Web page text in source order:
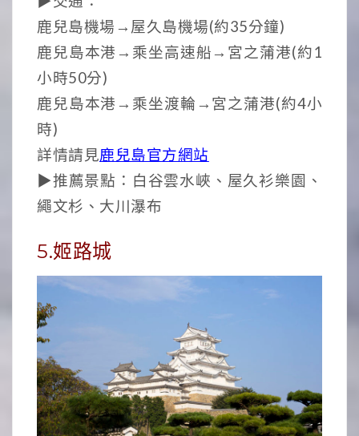
鹿兒島機場→屋久島機場(約35分鐘)
鹿兒島本港→乘坐高速船→宮之蒲港(約1
小時50分)
鹿兒島本港→乘坐渡輪→宮之蒲港(約4小
時)
詳情請見鹿兒島官方網站
▶推薦景點：白谷雲水峽、屋久衫樂園、
繩文杉、大川瀑布
5.姬路城